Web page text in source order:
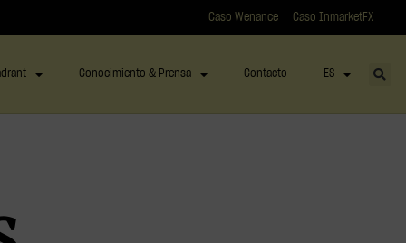
Caso Wenance Caso InmarketFX
Conocimiento & Prensa Contacto ES